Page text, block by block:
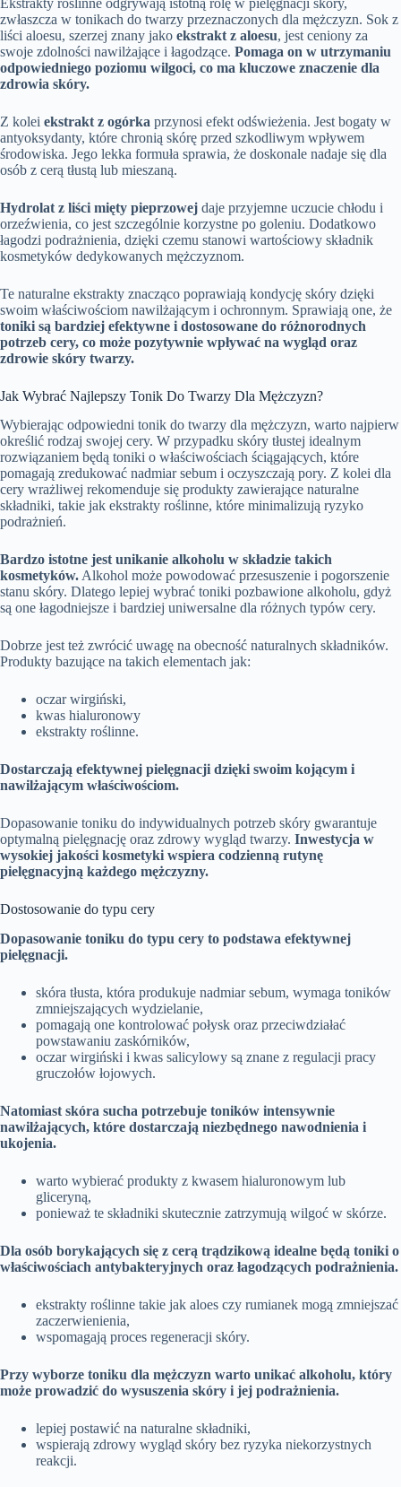
zwłaszcza w tonikach do twarzy przeznaczonych dla mężczyzn. Sok z
liści aloesu, szerzej znany jako ekstrakt z aloesu, jest ceniony za
swoje zdolności nawilżające i łagodzące. Pomaga on w utrzymaniu
odpowiedniego poziomu wilgoci, co ma kluczowe znaczenie dla
zdrowia skóry.
Z kolei ekstrakt z ogórka przynosi efekt odświeżenia. Jest bogaty w
antyoksydanty, które chronią skórę przed szkodliwym wpływem
środowiska. Jego lekka formuła sprawia, że doskonale nadaje się dla
osób z cerą tłustą lub mieszaną.
Hydrolat z liści mięty pieprzowej daje przyjemne uczucie chłodu i
orzeźwienia, co jest szczególnie korzystne po goleniu. Dodatkowo
łagodzi podrażnienia, dzięki czemu stanowi wartościowy składnik
kosmetyków dedykowanych mężczyznom.
Te naturalne ekstrakty znacząco poprawiają kondycję skóry dzięki
swoim właściwościom nawilżającym i ochronnym. Sprawiają one, że
toniki są bardziej efektywne i dostosowane do różnorodnych
potrzeb cery, co może pozytywnie wpływać na wygląd oraz
zdrowie skóry twarzy.
Jak Wybrać Najlepszy Tonik Do Twarzy Dla Mężczyzn?
Wybierając odpowiedni tonik do twarzy dla mężczyzn, warto najpierw
określić rodzaj swojej cery. W przypadku skóry tłustej idealnym
rozwiązaniem będą toniki o właściwościach ściągających, które
pomagają zredukować nadmiar sebum i oczyszczają pory. Z kolei dla
cery wrażliwej rekomenduje się produkty zawierające naturalne
składniki, takie jak ekstrakty roślinne, które minimalizują ryzyko
podrażnień.
Bardzo istotne jest unikanie alkoholu w składzie takich
kosmetyków. Alkohol może powodować przesuszenie i pogorszenie
stanu skóry. Dlatego lepiej wybrać toniki pozbawione alkoholu, gdyż
są one łagodniejsze i bardziej uniwersalne dla różnych typów cery.
Dobrze jest też zwrócić uwagę na obecność naturalnych składników.
Produkty bazujące na takich elementach jak:
oczar wirgiński,
kwas hialuronowy
ekstrakty roślinne.
Dostarczają efektywnej pielęgnacji dzięki swoim kojącym i
nawilżającym właściwościom.
Dopasowanie toniku do indywidualnych potrzeb skóry gwarantuje
optymalną pielęgnację oraz zdrowy wygląd twarzy. Inwestycja w
wysokiej jakości kosmetyki wspiera codzienną rutynę
pielęgnacyjną każdego mężczyzny.
Dostosowanie do typu cery
Dopasowanie toniku do typu cery to podstawa efektywnej
pielęgnacji.
skóra tłusta, która produkuje nadmiar sebum, wymaga toników
zmniejszających wydzielanie,
pomagają one kontrolować połysk oraz przeciwdziałać
powstawaniu zaskórników,
oczar wirgiński i kwas salicylowy są znane z regulacji pracy
gruczołów łojowych.
Natomiast skóra sucha potrzebuje toników intensywnie
nawilżających, które dostarczają niezbędnego nawodnienia i
ukojenia.
warto wybierać produkty z kwasem hialuronowym lub
gliceryną,
ponieważ te składniki skutecznie zatrzymują wilgoć w skórze.
Dla osób borykających się z cerą trądzikową idealne będą toniki o
właściwościach antybakteryjnych oraz łagodzących podrażnienia.
ekstrakty roślinne takie jak aloes czy rumianek mogą zmniejszać
zaczerwienienia,
wspomagają proces regeneracji skóry.
Przy wyborze toniku dla mężczyzn warto unikać alkoholu, który
może prowadzić do wysuszenia skóry i jej podrażnienia.
lepiej postawić na naturalne składniki,
wspierają zdrowy wygląd skóry bez ryzyka niekorzystnych
reakcji.